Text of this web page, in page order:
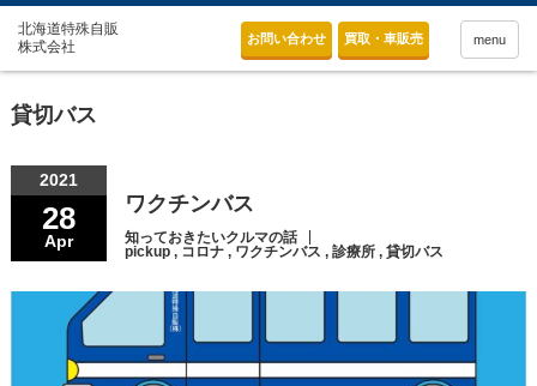
お問い合わせ 買取・車販売 menu
貸切バス
2021
28
Apr
ワクチンバス
知っておきたいクルマの話
pickup, コロナ, ワクチンバス , 診療所, 貸切バス